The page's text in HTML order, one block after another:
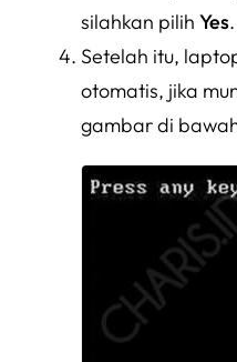
silahkan pilih Yes.
Setelah itu,
otomatis, jika
gambar di